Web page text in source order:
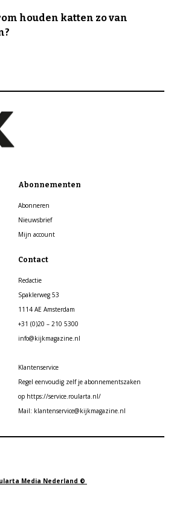
houden katten zo van
Abonnementen
Abonneren
Nieuwsbrief
Mijn account
Contact
Redactie
Spaklerweg 53
1114 AE Amsterdam
+31 (0)20 – 210 5300
info@kijkmagazine.nl
Klantenservice
Regel eenvoudig zelf je abonnementszaken
op https://service.roularta.nl/
Mail: klantenservice@kijkmagazine.nl
Media Nederland ©